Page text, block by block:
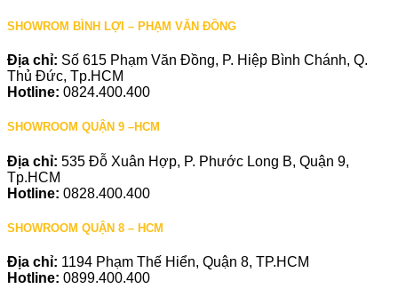
SHOWROM BÌNH LỢI – PHẠM VĂN ĐỒNG
Địa chỉ: Số 615 Phạm Văn Đồng, P. Hiệp Bình Chánh, Q.
Thủ Đức, Tp.HCM
Hotline: 0824.400.400
SHOWROOM QUẬN 9 –HCM
Địa chỉ: 535 Đỗ Xuân Hợp, P. Phước Long B, Quận 9,
Tp.HCM
Hotline: 0828.400.400
SHOWROOM QUẬN 8 – HCM
Địa chỉ: 1194 Phạm Thế Hiển, Quận 8, TP.HCM
Hotline: 0899.400.400